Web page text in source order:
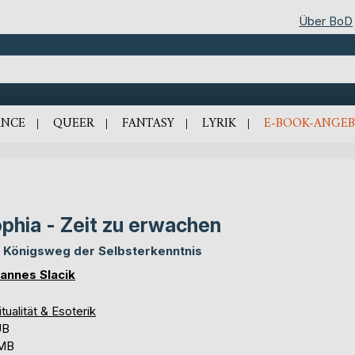
Über BoD
QUEER FANTASY LYRIK E-BOOK-
- Zeit zu erwachen
Königsweg der Selbsterkenntnis
Slacik
& Esoterik